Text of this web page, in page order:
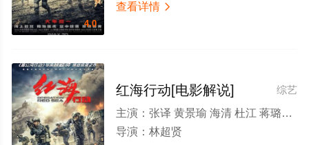
4.0
查看详情 
综艺
红海行动[电影解说]
主演： 张译 黄景瑜 海清 杜江 蒋璐霞 尹昉
导演： 林超贤